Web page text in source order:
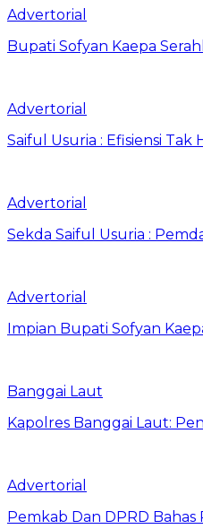
Advertorial
Bupati Sofyan Kaepa
Advertorial
Saiful Usuria : Efisiensi
Advertorial
Sekda Saiful Usuria :
Advertorial
Impian Bupati Sofyan
Banggai Laut
Kapolres Banggai Laut:
Advertorial
Pemkab Dan DPRD